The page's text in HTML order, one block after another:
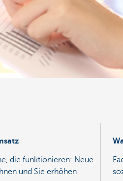
die funktionieren: Neue
und Sie erhöhen